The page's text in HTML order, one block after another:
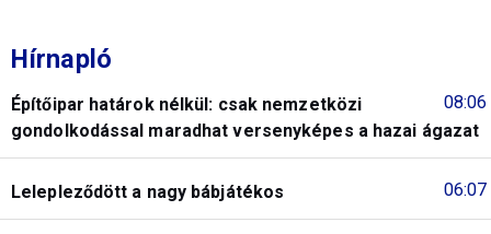
Hírnapló
08:06
Építőipar határok nélkül: csak nemzetközi
gondolkodással maradhat versenyképes a hazai ágazat
06:07
Lelepleződött a nagy bábjátékos